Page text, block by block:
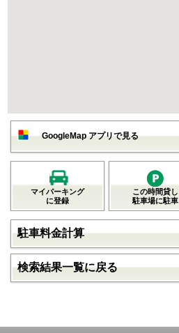
GoogleMap アプリで見る
マイパーキング
に登録
この時間貸し
駐車場に駐車
駐車料金計算
検索結果一覧に戻る